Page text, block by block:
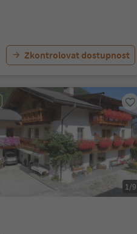
Zkontrolovat dostupnost
1/9